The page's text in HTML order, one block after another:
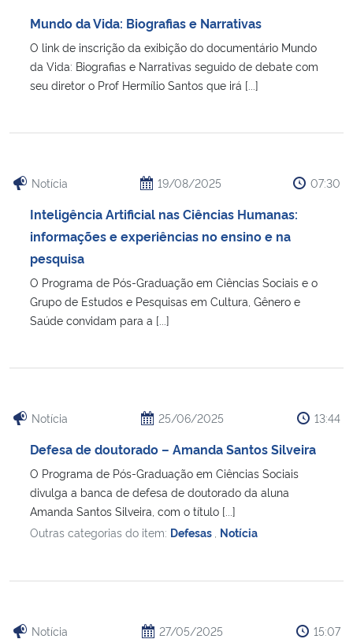
Ministério da Saúde
Ministério do Meio Ambiente
Ministério do Turismo
Ministério do Desenvolvimento Regional
Controladoria-Geral da União
Gabinete de Segurança Institucional
Advocacia-Geral da União
Mundo da Vida: Biografias e Narrativas
O link de inscrição da exibição do documentário Mundo
da Vida: Biografias e Narrativas seguido de debate com
seu diretor o Prof Hermílio Santos que irá [...]
Notícia 19/08/2025 07:30
Inteligência Artificial nas Ciências Humanas:
informações e experiências no ensino e na
pesquisa
O Programa de Pós-Graduação em Ciências Sociais e o
Grupo de Estudos e Pesquisas em Cultura, Gênero e
Saúde convidam para a [...]
Notícia 25/06/2025 13:44
Defesa de doutorado – Amanda Santos Silveira
O Programa de Pós-Graduação em Ciências Sociais
divulga a banca de defesa de doutorado da aluna
Amanda Santos Silveira, com o título [...]
Outras categorias do item: Defesas Notícia
Notícia 27/05/2025 15:07